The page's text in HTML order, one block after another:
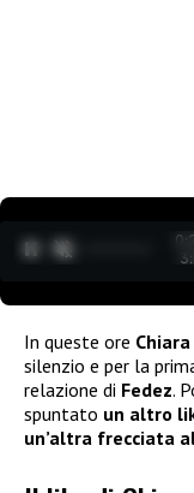
In queste ore
silenzio e per la
relazione di Fedez.
spuntato un altro
un’altra frecciata